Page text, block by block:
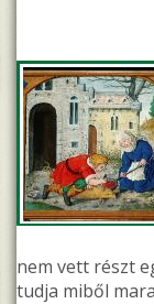
nem vett részt
tudja miből